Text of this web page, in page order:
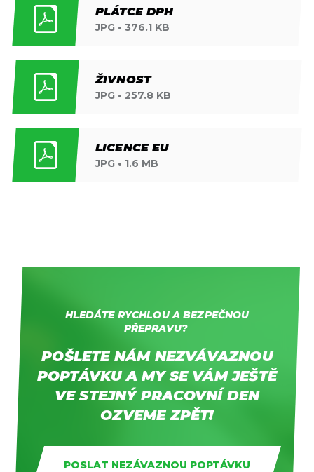
PLÁTCE DPH
JPG • 376.1 KB
ŽIVNOST
JPG • 257.8 KB
LICENCE EU
JPG • 1.6 MB
HLEDÁTE RYCHLOU A BEZPEČNOU
PŘEPRAVU?
POŠLETE NÁM NEZVÁVAZNOU
POPTÁVKU A MY SE VÁM JEŠTĚ
VE STEJNÝ PRACOVNÍ DEN
OZVEME ZPĚT!
POSLAT NEZÁVAZNOU POPTÁVKU